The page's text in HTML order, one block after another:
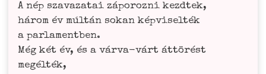
A nép sza­va­za­tai zápo­roz­ni kezdtek,
három év múl­tán sokan kép­vi­sel­ték
a par­la­mentben.
Még két év, és a vár­va-várt áttö­rést
megél­ték,